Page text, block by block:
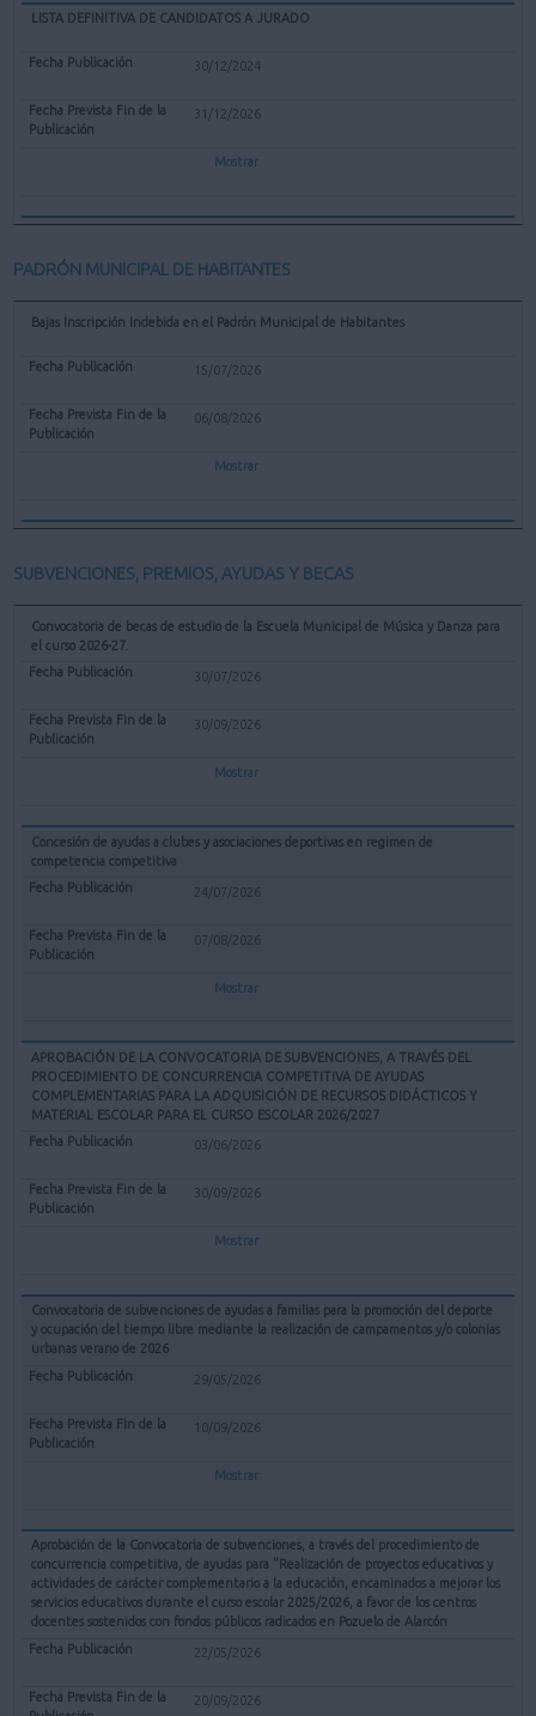
LISTA DEFINITIVA DE CANDIDATOS A JURADO
30/12/2024
31/12/2026
Mostrar
PADRÓN MUNICIPAL DE HABITANTES
Bajas Inscripción Indebida en el Padrón Municipal de Habitantes
15/07/2026
06/08/2026
Mostrar
SUBVENCIONES, PREMIOS, AYUDAS Y BECAS
Convocatoria de becas de estudio de la Escuela Municipal de Música y Danza para
el curso 2026-27.
30/07/2026
30/09/2026
Mostrar
Concesión de ayudas a clubes y asociaciones deportivas en regimen de
competencia competitiva
24/07/2026
07/08/2026
Mostrar
APROBACIÓN DE LA CONVOCATORIA DE SUBVENCIONES, A TRAVÉS DEL
PROCEDIMIENTO DE CONCURRENCIA COMPETITIVA DE AYUDAS
COMPLEMENTARIAS PARA LA ADQUISICIÓN DE RECURSOS DIDÁCTICOS Y
MATERIAL ESCOLAR PARA EL CURSO ESCOLAR 2026/2027
03/06/2026
30/09/2026
Mostrar
Convocatoria de subvenciones de ayudas a familias para la promoción del deporte
y ocupación del tiempo libre mediante la realización de campamentos y/o colonias
urbanas verano de 2026
29/05/2026
10/09/2026
Mostrar
Aprobación de la Convocatoria de subvenciones, a través del procedimiento de
concurrencia competitiva, de ayudas para "Realización de proyectos educativos y
actividades de carácter complementario a la educación, encaminados a mejorar los
servicios educativos durante el curso escolar 2025/2026, a favor de los centros
docentes sostenidos con fondos públicos radicados en Pozuelo de Alarcón
22/05/2026
20/09/2026